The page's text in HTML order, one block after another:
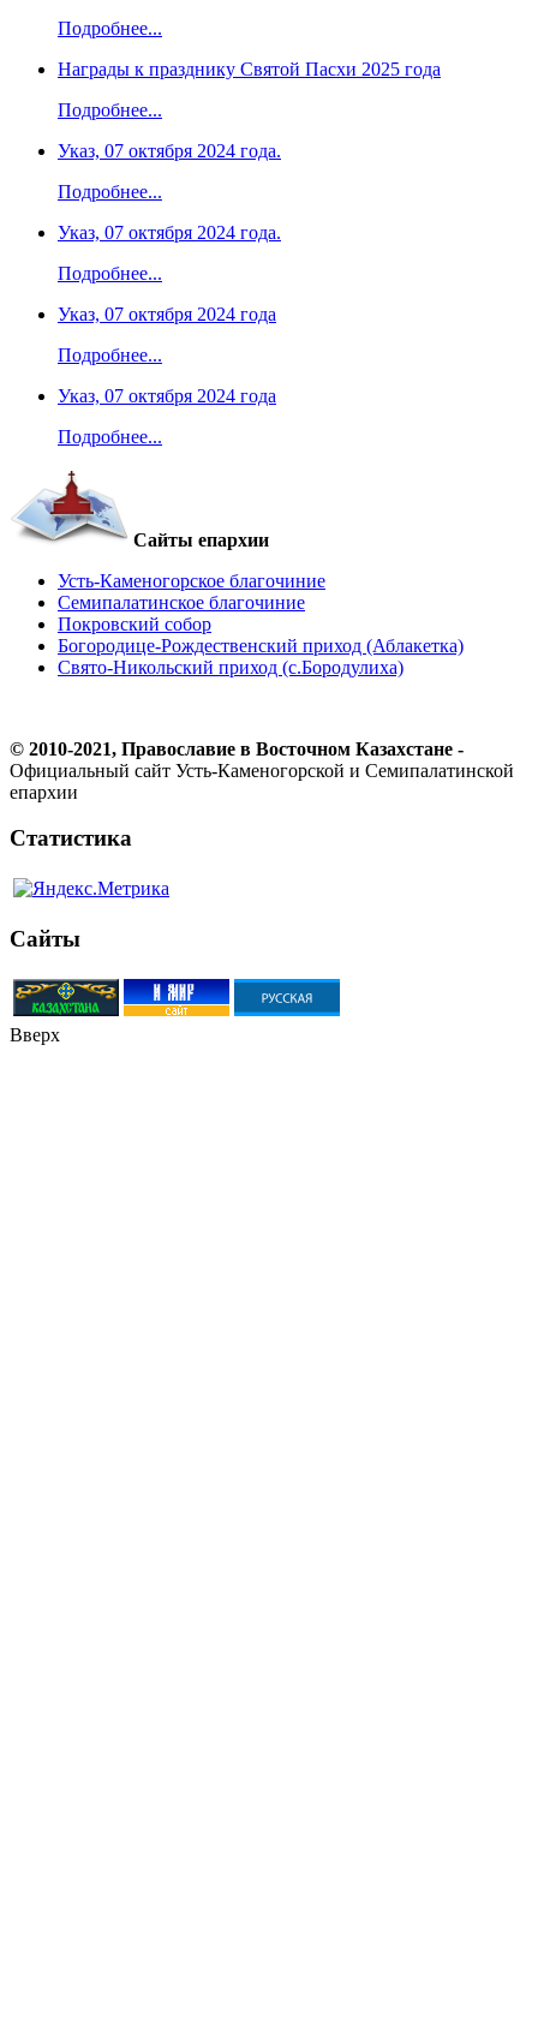
Подробнее...
Награды к празднику Святой Пасхи 2025 года
Подробнее...
Указ, 07 октября 2024 года.
Подробнее...
Указ, 07 октября 2024 года.
Подробнее...
Указ, 07 октября 2024 года
Подробнее...
Указ, 07 октября 2024 года
Подробнее...
Сайты епархии
Усть-Каменогорское благочиние
Семипалатинское благочиние
Покровский собор
Богородице-Рождественский приход (Аблакетка)
Свято-Никольский приход (с.Бородулиха)
© 2010-2021, Православие в Восточном Казахстане -
Официальный сайт Усть-Каменогорской и Семипалатинской
епархии
Статистика
Сайты
Вверх